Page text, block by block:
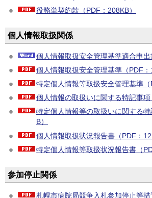
役務単契約款（PDF：208KB）
個人情報取扱関係
個人情報取扱安全管理基準適合申出
個人情報取扱安全管理基準（PDF：
特定個人情報等取扱安全管理基準（
個人情報の取扱いに関する特記事項
特定個人情報等の取扱いに関する
B）
個人情報取扱状況報告書（PDF：
特定個人情報等取扱状況報告書（
参加停止関係
札幌市病院局競争入札参加停止等